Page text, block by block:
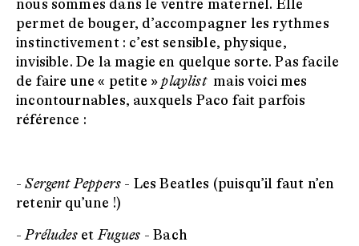
nous sommes dans le ventre maternel. Elle
permet de bouger, d’accompagner les rythmes
instinctivement : c’est sensible, physique,
invisible. De la magie en quelque sorte. Pas facile
de faire une « petite »playlistmais voici mes
incontournables, auxquels Paco fait parfois
référence :
-Sergent Peppers - Les Beatles (puisqu’il faut n’en
retenir qu’une !)
-PréludesetFugues - Bach